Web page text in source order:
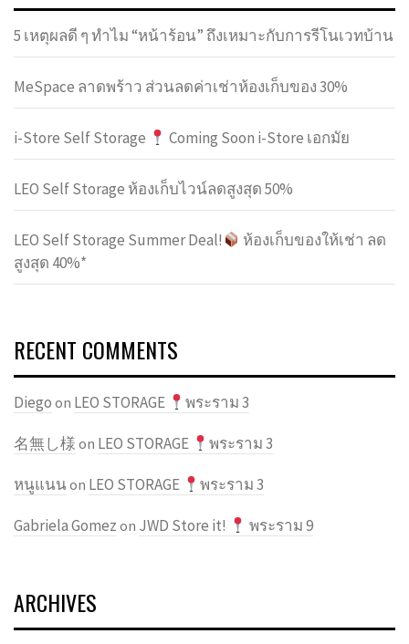
5 เหตุผลดี ๆ ทำไม “หน้าร้อน” ถึงเหมาะกับการรีโนเวทบ้าน
MeSpace ลาดพร้าว ส่วนลดค่าเช่าห้องเก็บของ 30%
i-Store Self Storage Coming Soon i-Store เอกมัย
LEO Self Storage ห้องเก็บไวน์ลดสูงสุด 50%
LEO Self Storage Summer Deal!
ห้องเก็บของให้เช่า ลด
สูงสุด 40%*
RECENT COMMENTS
Diego on LEO STORAGE พระราม 3
名無し様 on LEO STORAGE พระราม 3
หนูแนน on LEO STORAGE พระราม 3
Gabriela Gomez on JWD Store it! พระราม 9
ARCHIVES